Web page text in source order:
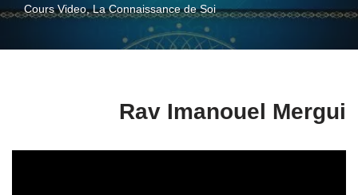
Cours Video,La Connaissance de Soi
Rav Imanouel Mergui